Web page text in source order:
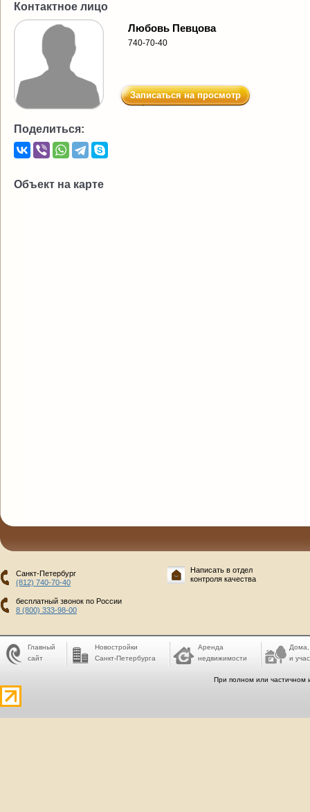
Контактное лицо
Любовь Певцова
740-70-40
Записаться на просмотр
Поделиться:
Объект на карте
Санкт-Петербург
(812) 740-70-40
бесплатный звонок по России
8 (800) 333-98-00
Написать в отдел
контроля качества
Главный
сайт
Новостройки
Санкт-Петербурга
Аренда
недвижимости
Дома,
и
При полном или частичном